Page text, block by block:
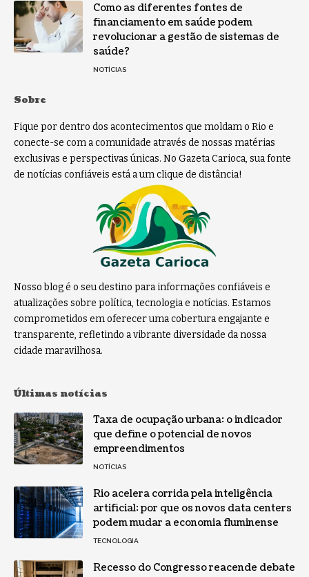
Como as diferentes fontes de
financiamento em saúde podem
revolucionar a gestão de sistemas de
saúde?
NOTÍCIAS
Sobre
Fique por dentro dos acontecimentos que moldam o Rio e
conecte-se com a comunidade através de nossas matérias
exclusivas e perspectivas únicas. No Gazeta Carioca, sua fonte
de notícias confiáveis está a um clique de distância!
Nosso blog é o seu destino para informações confiáveis e
atualizações sobre política, tecnologia e notícias. Estamos
comprometidos em oferecer uma cobertura engajante e
transparente, refletindo a vibrante diversidade da nossa
cidade maravilhosa.
Últimas notícias
Taxa de ocupação urbana: o indicador
que define o potencial de novos
empreendimentos
NOTÍCIAS
Rio acelera corrida pela inteligência
artificial: por que os novos data centers
podem mudar a economia fluminense
TECNOLOGIA
Recesso do Congresso reacende debate